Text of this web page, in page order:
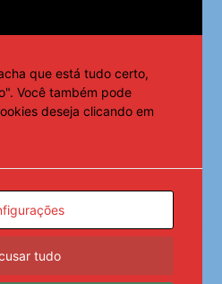
cirurgia
que está tudo certo,
Você também pode
deseja clicando em
tudo